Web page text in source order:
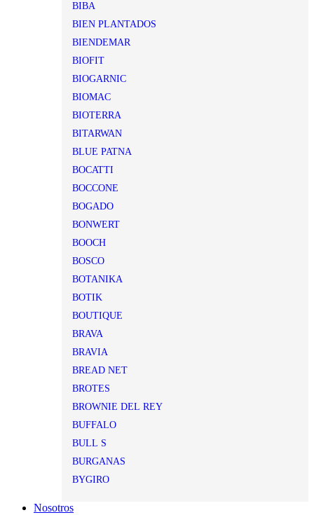
BIBA
BIEN PLANTADOS
BIENDEMAR
BIOFIT
BIOGARNIC
BIOMAC
BIOTERRA
BITARWAN
BLUE PATNA
BOCATTI
BOCCONE
BOGADO
BONWERT
BOOCH
BOSCO
BOTANIKA
BOTIK
BOUTIQUE
BRAVA
BRAVIA
BREAD NET
BROTES
BROWNIE DEL REY
BUFFALO
BULL S
BURGANAS
BYGIRO
Nosotros